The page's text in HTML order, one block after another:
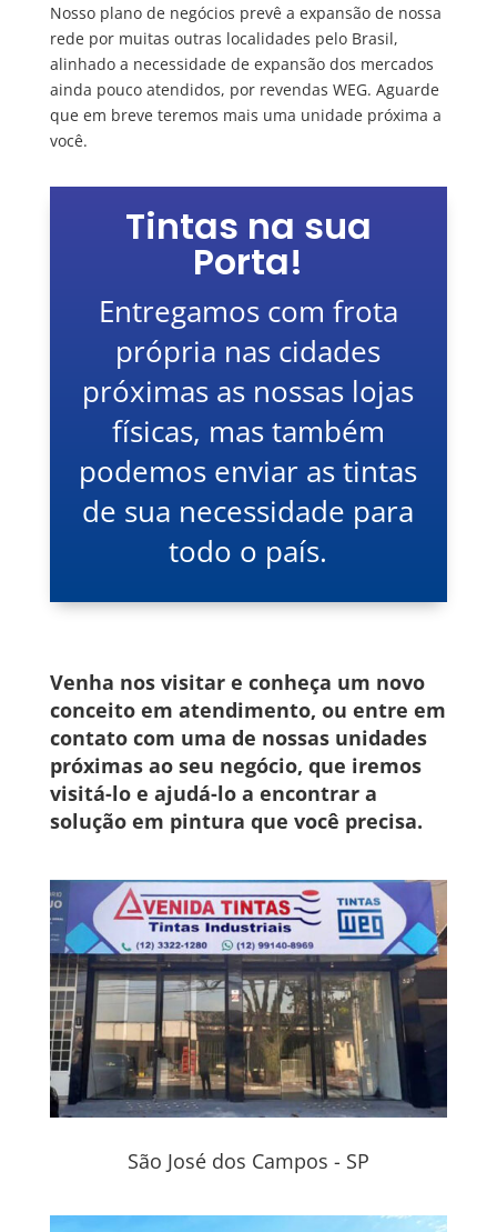
Nosso plano de negócios prevê a expansão de nossa
rede por muitas outras localidades pelo Brasil,
alinhado a necessidade de expansão dos mercados
ainda pouco atendidos, por revendas WEG. Aguarde
que em breve teremos mais uma unidade próxima a
você.
Tintas na sua
Porta!
Entregamos com frota
própria nas cidades
próximas as nossas lojas
físicas, mas também
podemos enviar as tintas
de sua necessidade para
todo o país.
Venha nos visitar e conheça um novo
conceito em atendimento, ou entre em
contato com uma de nossas unidades
próximas ao seu negócio, que iremos
visitá-lo e ajudá-lo a encontrar a
solução em pintura que você precisa.
São José dos Campos - SP